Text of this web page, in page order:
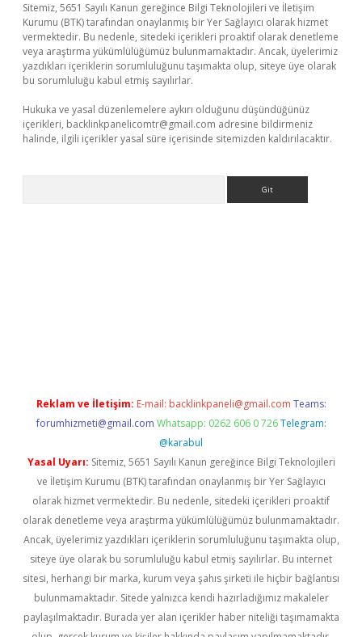
Sitemiz, 5651 Sayılı Kanun gereğince Bilgi Teknolojileri ve İletişim
Kurumu (BTK) tarafından onaylanmış bir Yer Sağlayıcı olarak hizmet
vermektedir. Bu nedenle, sitedeki içerikleri proaktif olarak denetleme
veya araştırma yükümlülüğümüz bulunmamaktadır. Ancak, üyelerimiz
yazdıkları içeriklerin sorumluluğunu taşımakta olup, siteye üye olarak
bu sorumluluğu kabul etmiş sayılırlar.
Hukuka ve yasal düzenlemelere aykırı olduğunu düşündüğünüz
içerikleri, backlinkpanelicomtr@gmail.com adresine bildirmeniz
halinde, ilgili içerikler yasal süre içerisinde sitemizden kaldırılacaktır.
Reklam ve İletişim: E-mail: backlinkpaneli@gmail.com Teams:
forumhizmeti@gmail.com Whatsapp: 0262 606 0 726 Telegram:
@karabul
Yasal Uyarı: Sitemiz, 5651 Sayılı Kanun gereğince Bilgi Teknolojileri
ve İletişim Kurumu (BTK) tarafından onaylanmış bir Yer Sağlayıcı
olarak hizmet vermektedir. Bu nedenle, sitedeki içerikleri proaktif
olarak denetleme veya araştırma yükümlülüğümüz bulunmamaktadır.
Ancak, üyelerimiz yazdıkları içeriklerin sorumluluğunu taşımakta olup,
siteye üye olarak bu sorumluluğu kabul etmiş sayılırlar. Bu internet
sitesi, herhangi bir marka, kurum veya şahıs şirketi ile hiçbir bağlantısı
bulunmamaktadır. Sitede yalnızca kendi hazırladığımız makaleler
paylaşılmaktadır. Burada yer alan içerikler haber niteliği taşımamakta